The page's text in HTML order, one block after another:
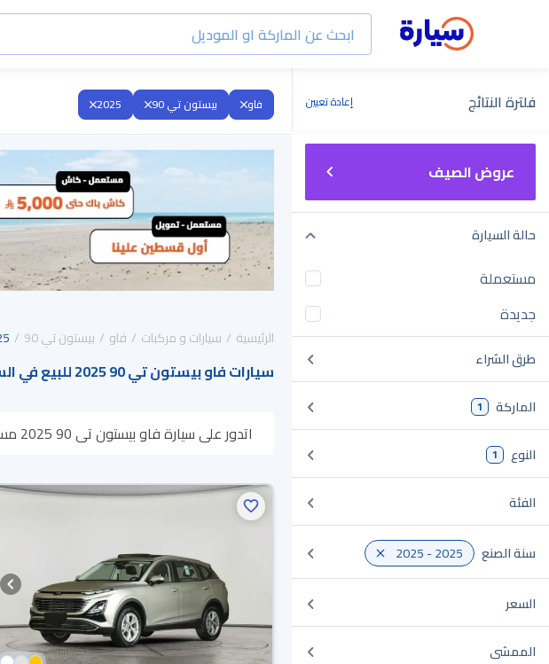
فلترة النتائج إعادة تعيين
عروض الصيف
حالة السيارة
مستعملة
جديدة
طرق الشراء
الماركة 1
النوع 1
الفئة
سنة الصنع 2025 - 2025
السعر
الممشى
فاو بيستون تي 90 2025
الرئيسية سيارات و مركبات فاو بيستون تي 90
سيارات فاو بيستون تي 90 2025 للبيع في السعودية
اتدور على سيارة فاو بيستون تي 90 2025 مستعملة أو جديدة في السعودية؟ في موقع سيارة بنوفر لك كل الخيارات، تقدر تتصفح
أونلاين، وبتوصلك لين باب بيتك.